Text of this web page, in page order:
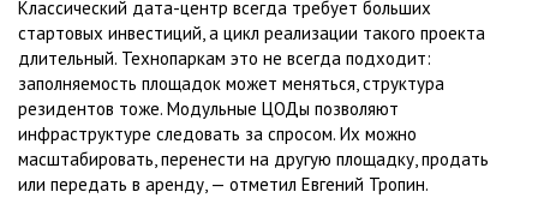
Классический дата-центр всегда требует больших
стартовых инвестиций, а цикл реализации такого проекта
длительный. Технопаркам это не всегда подходит:
заполняемость площадок может меняться, структура
резидентов тоже. Модульные ЦОДы позволяют
инфраструктуре следовать за спросом. Их можно
масштабировать, перенести на другую площадку, продать
или передать в аренду, — отметил Евгений Тропин.